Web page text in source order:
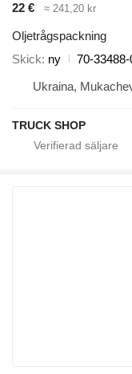
22 € ≈ 241,20 kr
Oljetrågspackning
Skick ny
70-
Ukraina,
TRUCK SHOP